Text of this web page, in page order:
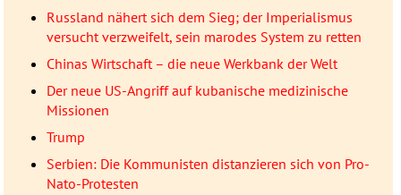
Russland nähert sich dem Sieg; der Imperialismus
versucht verzweifelt, sein marodes System zu retten
Chinas Wirtschaft – die neue Werkbank der Welt
Der neue US-Angriff auf kubanische medizinische
Missionen
Trump
Serbien: Die Kommunisten distanzieren sich von Pro-
Nato-Protesten